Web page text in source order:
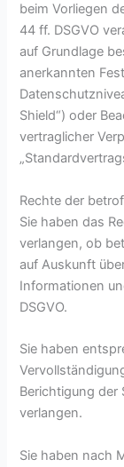
beim Vorliegen
44 ff. DSGVO
auf Grundlage
anerkannten
Shield“) oder
vertraglicher
Rechte der
Sie haben das
verlangen, ob
auf Auskunft
Informationen
DSGVO.
Sie haben
Berichtigung der
verlangen.
Sie haben nach